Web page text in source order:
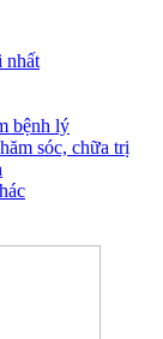
nhất
bệnh lý
sóc, chữa trị